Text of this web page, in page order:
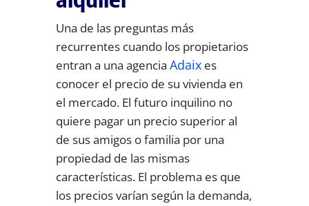
Una de las preguntas más
recurrentes cuando los propietarios
entran a una agencia Adaixes
conocer el precio de su vivienda en
el mercado. El futuro inquilino no
quiere pagar un precio superior al
de sus amigos o familia por una
propiedad de las mismas
características. El problema es que
los precios varían según la demanda,